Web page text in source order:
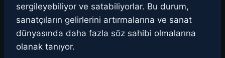
sergileyebiliyor ve satabiliyorlar. Bu durum,
sanatçıların gelirlerini artırmalarına ve sanat
dünyasında daha fazla söz sahibi olmalarına
olanak tanıyor.